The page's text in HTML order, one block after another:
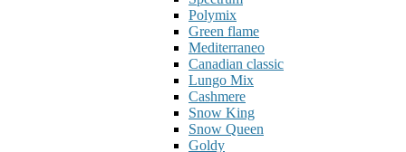
Polymix
Green flame
Mediterraneo
Canadian classic
Lungo Mix
Cashmere
Snow King
Snow Queen
Goldy